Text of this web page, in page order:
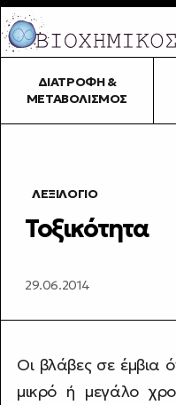
ΔΙΑΤΡΟΦΉ &
ΜΕΤΑΒΟΛΙΣΜΌΣ
ΛΕΞΙΛΌΓΙΟ
Τοξικότητα
29.06.2014
Οι βλάβες σε έμβια
μικρό ή μεγάλο